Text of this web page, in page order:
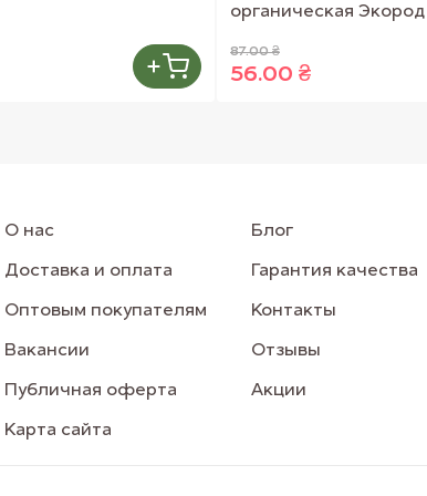
органическая Экород
87.00 ₴
56.00 ₴
О нас Блог
Доставка и оплата Гарантия качества
Оптовым покупателям Контакты
Вакансии Отзывы
Публичная оферта Акции
Карта сайта